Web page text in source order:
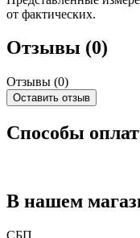
от фактических.
Отзывы (0)
Отзывы (0)
Оставить отзыв
Способы
В нашем
СБП